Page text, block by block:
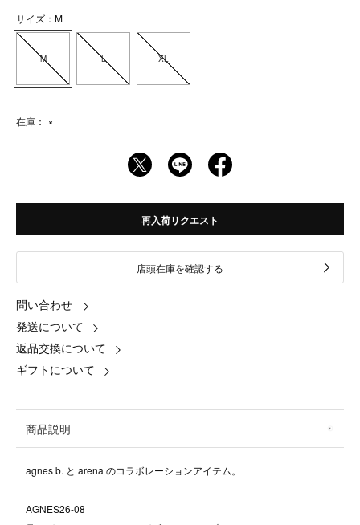
サイズ：M
M L XL
在庫： ×
再入荷リクエスト
店頭在庫を確認する
問い合わせ
発送について
返品交換について
ギフトについて
商品説明
agnes b. と arena のコラボレーションアイテム。
AGNES26-08